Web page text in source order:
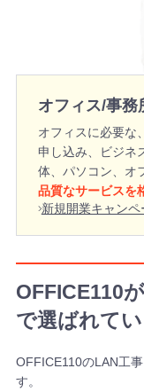
オフィス/事務
オフィスに必要な
申し込み、ビジネ
体、パソコン、オ
品質なサービスを
新規開業キャンペ
OFFICE110
で選ばれて
OFFICE110のLAN工
す。